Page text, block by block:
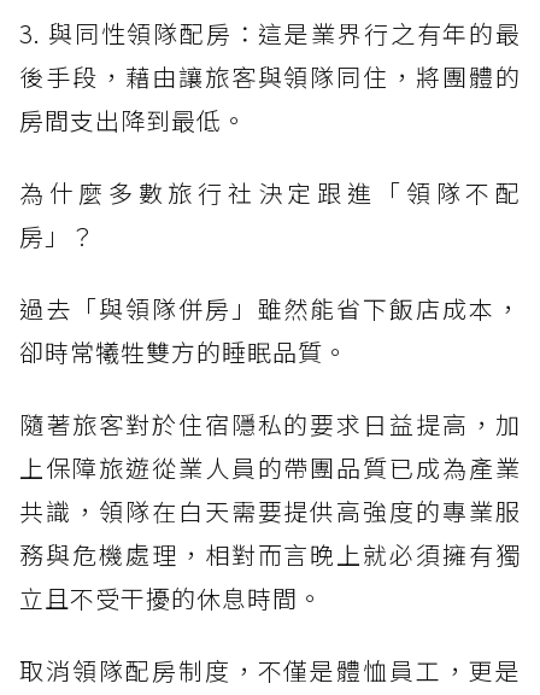
3. 與同性領隊配房：這是業界行之有年的最
後手段，藉由讓旅客與領隊同住，將團體的
房間支出降到最低。
為什麼多數旅行社決定跟進「領隊不配
房」？
過去「與領隊併房」雖然能省下飯店成本，
卻時常犧牲雙方的睡眠品質。
隨著旅客對於住宿隱私的要求日益提高，加
上保障旅遊從業人員的帶團品質已成為產業
共識，領隊在白天需要提供高強度的專業服
務與危機處理，相對而言晚上就必須擁有獨
立且不受干擾的休息時間。
取消領隊配房制度，不僅是體恤員工，更是